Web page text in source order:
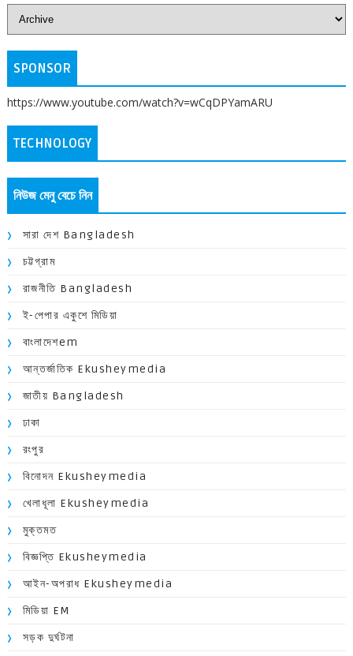
SPONSOR
https://www.youtube.com/watch?v=wCqDPYamARU
TECHNOLOGY
নিউজ মেনু বেচে নিন
সারা দেশ Bangladesh
চট্টগ্রাম
রাজনীতি Bangladesh
ই-পেপার একুশে মিডিয়া
বাংলাদেশem
আন্তর্জাতিক Ekusheymedia
জাতীয় Bangladesh
ঢাকা
রংপুর
বিনোদন Ekusheymedia
খেলাধূলা Ekusheymedia
মুক্তমত
বিজ্ঞপ্তি Ekusheymedia
আইন-অপরাধ Ekusheymedia
মিডিয়া EM
সড়ক দুর্ঘটনা